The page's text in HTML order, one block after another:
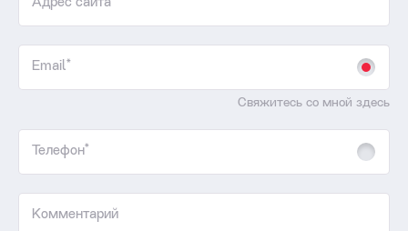
Адрес сайта
Email*
Свяжитесь со мной здесь
Телефон*
Комментарий